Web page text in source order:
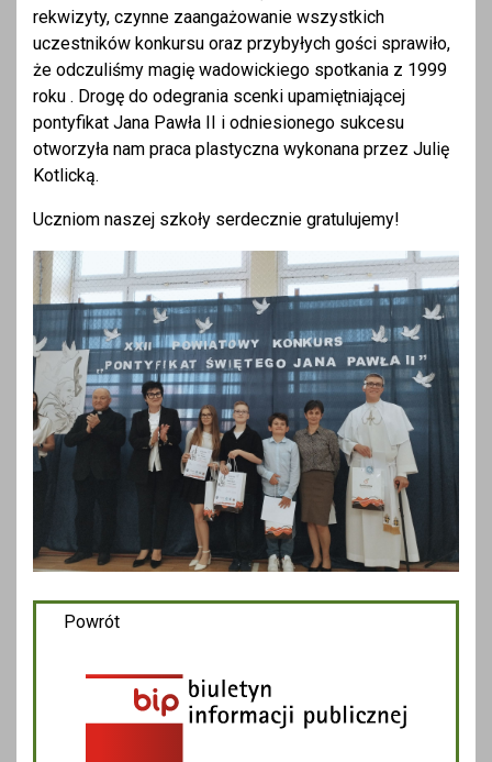
rekwizyty, czynne zaangażowanie wszystkich
uczestników konkursu oraz przybyłych gości sprawiło,
że odczuliśmy magię wadowickiego spotkania z 1999
roku . Drogę do odegrania scenki upamiętniającej
pontyfikat Jana Pawła II i odniesionego sukcesu
otworzyła nam praca plastyczna wykonana przez Julię
Kotlicką.
Uczniom naszej szkoły serdecznie gratulujemy!
Powrót